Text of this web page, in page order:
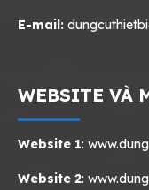
E-mail:
WEBSITE VÀ
Website 1:
Website 2: